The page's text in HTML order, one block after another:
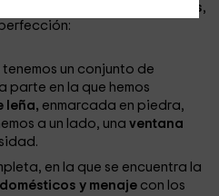
las
siguientes estancias,
tenemos un conjunto de
parte en la que hemos
leña, enmarcada en piedra,
a un lado, unaventana
en la que se encuentra la
y menaje con los